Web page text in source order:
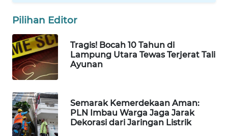
Pilihan Editor
Tragis! Bocah 10 Tahun di
Lampung Utara Tewas Terjerat Tali
Ayunan
Semarak Kemerdekaan Aman:
PLN Imbau Warga Jaga Jarak
Dekorasi dari Jaringan Listrik
NET
WAHANA
SPORT
WAHANA
UMKM
WAHANA
SELEB